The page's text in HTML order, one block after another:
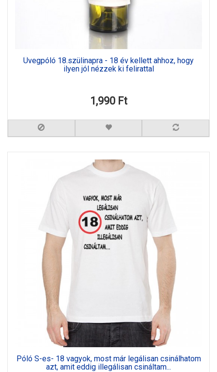
Üvegpóló 18.szülinapra - 18 év kellett ahhoz, hogy
ilyen jól nézzek ki felirattal
1,990 Ft
Póló S-es- 18 vagyok, most már legálisan csinálhatom
azt, amit eddig illegálisan csináltam...